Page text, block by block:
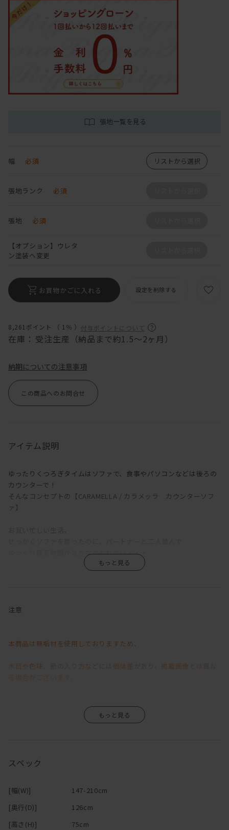
8,261ポイント （ 1％ ） 付与ポイントについて
在庫： 受注生産（納品まで約1.5～2ヶ月）
張地一覧を見る
幅 必須 リストから選択
張地ランク 必須
張地 必須
【オプション】ウレタ
ン塗装へ変更
お買物かごに入れる 設定を削除する
納期についての注意事項
この商品へのお問合せ
アイテム説明
ゆったりくつろぎタイムはソファで、食事やパソコンなどは後ろの
カウンターで！
そんなコンセプトの【CARAMELLA / カラメッラ カウンターソフ
ァ】
ゆっくり座る時間がなかなかとれない・・・
減っていく二人の会話・・・
は、
わざわざ呼んだりするのは、面倒で
「まぁいっか」と思ったり、照れくさかったりするけど、
大きなダイニングテーブルが置けない間取りでも、空間を広く使え
テレビを見ながらパソコンや作業ができるのも嬉しい！
ソファに2人ゆっくり座ってお酒を飲むときは、
注意
本商品は無垢材を使用しておりますため、
木目や色味、節の入り方などには個体差があり、掲載画像とは異な
そのため、「イメージと異なる」といった理由による返品・交換は
と幸いです。
スペック
[幅(W)]
147-210cm
[奥行(D)]
126cm
[高さ(H)]
75cm